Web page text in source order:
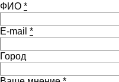
ФИО *
E-mail *
Город